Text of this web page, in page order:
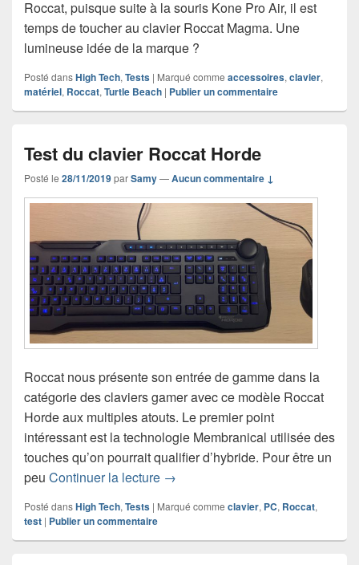
Roccat, puisque suite à la souris Kone Pro Air, il est
temps de toucher au clavier Roccat Magma. Une
lumineuse idée de la marque ?
Posté dansHigh Tech, Tests | Marqué comme accessoires, clavier,
matériel, Roccat, Turtle Beach | Publier un commentaire
Test du clavier Roccat Horde
Posté le 28/11/2019parSamy—Aucun commentaire ↓
Roccat nous présente son entrée de gamme dans la
catégorie des claviers gamer avec ce modèle Roccat
Horde aux multiples atouts. Le premier point
intéressant est la technologie Membranical utilisée des
touches qu’on pourrait qualifier d’hybride. Pour être un
peu Continuer la lecture Test du clavier Roccat Horde
→
Posté dansHigh Tech, Tests | Marqué comme clavier, PC, Roccat,
test | Publier un commentaire